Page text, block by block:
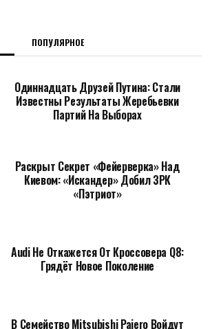
ПОПУЛЯРНОЕ
Одиннадцать Друзей Путина: Стали
Известны Результаты Жеребьевки
Партий На Выборах
Раскрыт Секрет «фейерверка» Над
Киевом: «Искандер» Добил ЗРК
«Пэтриот»
Audi Не Откажется От Кроссовера Q8:
Грядёт Новое Поколение
В Семейство Mitsubishi Pajero Войдут